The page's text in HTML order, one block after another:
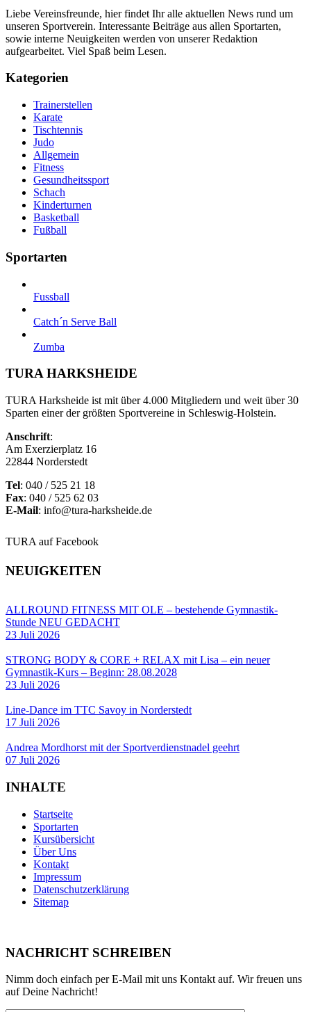
Liebe Vereinsfreunde, hier findet Ihr alle aktuellen News rund um
unseren Sportverein. Interessante Beiträge aus allen Sportarten,
sowie interne Neuigkeiten werden von unserer Redaktion
aufgearbeitet. Viel Spaß beim Lesen.
Kategorien
Trainerstellen
Karate
Tischtennis
Judo
Allgemein
Fitness
Gesundheitssport
Schach
Kinderturnen
Basketball
Fußball
Sportarten
Fussball
Catch´n Serve Ball
Zumba
TURA HARKSHEIDE
TURA Harksheide ist mit über 4.000 Mitgliedern und weit über 30
Sparten einer der größten Sportvereine in Schleswig-Holstein.
Anschrift:
Am Exerzierplatz 16
22844 Norderstedt
Tel: 040 / 525 21 18
Fax: 040 / 525 62 03
E-Mail: info@tura-harksheide.de
TURA auf Facebook
NEUIGKEITEN
ALLROUND FITNESS MIT OLE – bestehende Gymnastik-
Stunde NEU GEDACHT
23 Juli 2026
STRONG BODY & CORE + RELAX mit Lisa – ein neuer
Gymnastik-Kurs – Beginn: 28.08.2028
23 Juli 2026
Line-Dance im TTC Savoy in Norderstedt
17 Juli 2026
Andrea Mordhorst mit der Sportverdienstnadel geehrt
07 Juli 2026
INHALTE
Startseite
Sportarten
Kursübersicht
Über Uns
Kontakt
Impressum
Datenschutzerklärung
Sitemap
NACHRICHT SCHREIBEN
Nimm doch einfach per E-Mail mit uns Kontakt auf. Wir freuen uns
auf Deine Nachricht!